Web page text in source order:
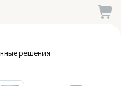
решения